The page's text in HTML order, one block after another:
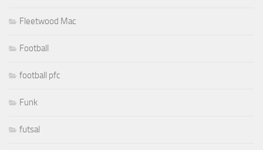
Fleetwood Mac
Football
football pfc
Funk
futsal